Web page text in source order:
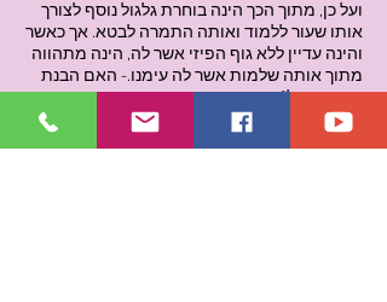
ועל כן, מתוך הכך הינה בוחרת גלגול נוסף לצורך
אותו שעור ללמוד ואותה התמרה לבטא. אך כאשר
והינה עדיין ללא גוף הפיזי אשר לה, הינה מתהווה
מתוך אותה שלמות אשר לה עימנו.- האם הבנת
את ההבדל?